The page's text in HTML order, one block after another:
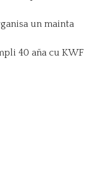
un mainta
40 aña cu KWF